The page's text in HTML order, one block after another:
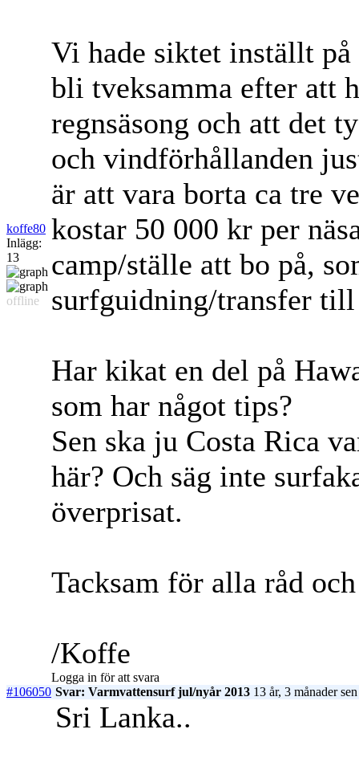
koffe80
Inlägg:
13
offline
Vi hade siktet inställt
bli tveksamma efter att
regnsäsong och att det
och vindförhållanden
är att vara borta ca tre
kostar 50 000 kr per
camp/ställe att bo på,
surfguidning/transfer till
Har kikat en del på
som har något tips?
Sen ska ju Costa Rica
här? Och säg inte
överprisat.
Tacksam för alla råd
/Koffe
Logga in för att svara
#106050 Svar: Varmvattensurf jul/nyår 2013 13 år, 3 månader sen
Sri Lanka..